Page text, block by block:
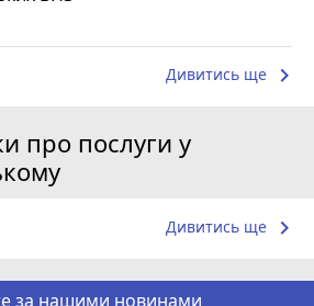
Дивитись ще keyboard_arrow_right
про послуги у
Дивитись ще keyboard_arrow_right
за нашими новинами